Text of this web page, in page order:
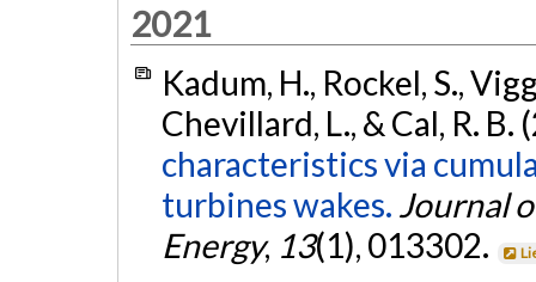
2021
Kadum, H., Rockel, S.,
Chevillard, L., & Cal, R. B.
characteristics via
turbines wakes. Journal
Energy, 13(1), 013302.